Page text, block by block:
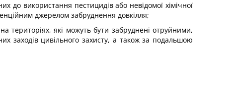
до використання пестицидів або невідомої хімічної
джерелом забруднення довкілля;
територіях, які можуть бути забруднені отруйними,
заходів цивільного захисту, а також за подальшою